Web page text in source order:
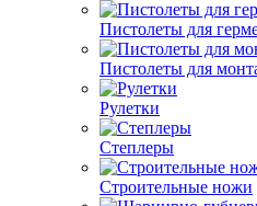
Пистолеты для
Пистолеты для
Рулетки
Степлеры
Строительные ножи